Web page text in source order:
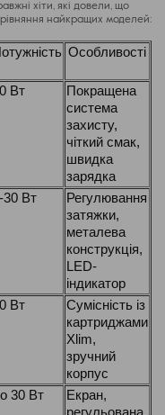
хіти, які довели, що
найкращих моделей:
Особливості
Вт
Покращена
система
захисту,
чіткий смак,
швидка
зарядка
30 Вт
Регулювання
затяжки,
металева
конструкція,
LED-
індикатор
Вт
Сумісність із
картриджами
Xlim,
зручний
корпус
30 Вт
Екран,